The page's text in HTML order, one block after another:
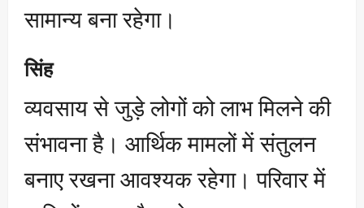
सामान्य बना रहेगा।
सिंह
व्यवसाय से जुड़े लोगों को लाभ मिलने की
संभावना है। आर्थिक मामलों में संतुलन
बनाए रखना आवश्यक रहेगा। परिवार में